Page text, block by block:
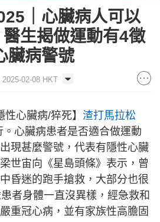
｜心臟病人可以
生揭做運動有4徵
臟病警號
02-08 HKT
性心臟病/猝死】 渣打馬拉松
心臟病患者是否適合做運動
現甚麼警號，代表有隱性心臟
世宙向《星島頭條》表示，曾
昏迷的跑手搶救，大部分也很
者身體一直沒異樣，經急救和
重冠心病，並有家族性高膽固